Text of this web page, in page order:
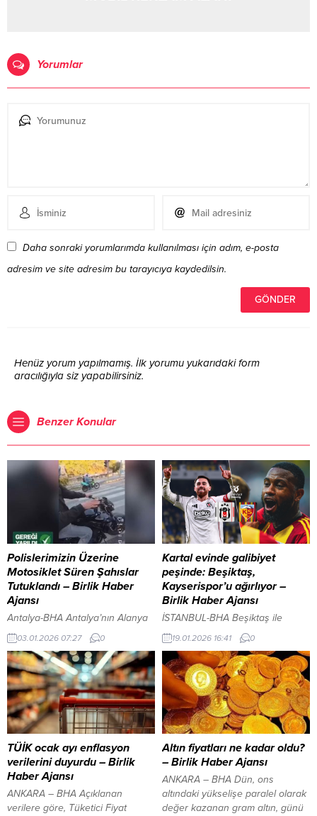
Yorumlar
Daha sonraki yorumlarımda kullanılması için adım, e-posta
adresim ve site adresim bu tarayıcıya kaydedilsin.
Henüz yorum yapılmamış. İlk yorumu yukarıdaki form
aracılığıyla siz yapabilirsiniz.
Benzer Konular
Polislerimizin Üzerine
Motosiklet Süren Şahıslar
Tutuklandı – Birlik Haber
Ajansı
Antalya-BHA Antalya’nın Alanya
ilçesinde yol uygulaması
sırasında, görevli polislerimizin
üzerine motosiklet sürüp,
akrobatik hareketler yapan M.A.,
D.U., Y.A. ve A.A.S. isimli
motosiklet sürücüleri
Jandarmamız tarafından
yakalandı. Gereği Yapıldı. M.A. ve
D.U. isimli şahıslar çıkarıldıkları
mahkemece TUTUKLANDI. Bu tür
davranışlara “DUR” diyerek Trafik
Kültürünü Hep Birlikte
Oluşturmalıyız! YENİ TRAFİK
03.01.2026 07:27 0
Kartal evinde galibiyet
peşinde: Beşiktaş,
Kayserispor’u ağırlıyor –
Birlik Haber Ajansı
İSTANBUL-BHA Beşiktaş ile
Zecorner Kayserispor arasındaki
mücadele, Tüpraş Stadyumu’nda
saat 20.00’de başlayacak.
Karşılaşmayı hakem Ozan Ergün
yönetecek. Bahis
soruşturmasında karar çıktı:
PFDK’dan 146 antrenöre
cezaYAZI ARASI REKLAM ALANI
İçeriği Görüntüle Beşiktaş çıkış
arıyor Süper Lig’in ilk yarısında
oynadığı 17 maçta 8 galibiyet, 5
beraberlik ve 4 mağlubiyet alan
Beşiktaş, topladığı...
19.01.2026 16:41 0
TÜİK ocak ayı enflasyon
verilerini duyurdu – Birlik
Haber Ajansı
ANKARA – BHA Açıklanan
verilere göre, Tüketici Fiyat
Altın fiyatları ne kadar oldu?
– Birlik Haber Ajansı
ANKARA – BHA Dün, ons
altındaki yükselişe paralel olarak
değer kazanan gram altın, günü